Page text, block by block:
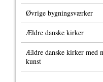
Øvrige bygningsværker
Ældre danske kirker
Ældre danske kirker med
kunst